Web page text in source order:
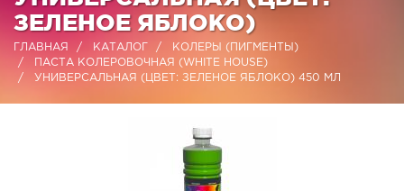
ЗЕЛЕНОЕ ЯБЛОКО)
ГЛАВНАЯ КАТАЛОГ
КОЛЕРЫ (ПИГМЕНТЫ)
ПАСТА КОЛЕРОВОЧНАЯ (WHITE HOUSE)
УНИВЕРСАЛЬНАЯ (ЦВЕТ: ЗЕЛЕНОЕ ЯБЛОКО) 450 МЛ